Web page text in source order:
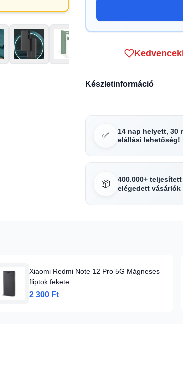
Készletinformáció
✅
14 nap helyett, 30
elállási lehetőség!
📦
400.000+
elégedett vásárlók
Xiaomi Redmi Note 12 Pro 5G Mágneses
fliptok fekete
2 300 Ft